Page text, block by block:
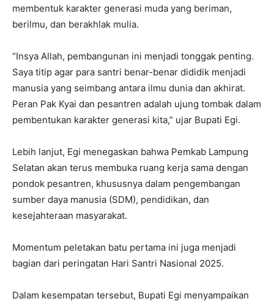
membentuk karakter generasi muda yang beriman,
berilmu, dan berakhlak mulia.
“Insya Allah, pembangunan ini menjadi tonggak penting.
Saya titip agar para santri benar-benar dididik menjadi
manusia yang seimbang antara ilmu dunia dan akhirat.
Peran Pak Kyai dan pesantren adalah ujung tombak dalam
pembentukan karakter generasi kita,” ujar Bupati Egi.
Lebih lanjut, Egi menegaskan bahwa Pemkab Lampung
Selatan akan terus membuka ruang kerja sama dengan
pondok pesantren, khususnya dalam pengembangan
sumber daya manusia (SDM), pendidikan, dan
kesejahteraan masyarakat.
Momentum peletakan batu pertama ini juga menjadi
bagian dari peringatan Hari Santri Nasional 2025.
Dalam kesempatan tersebut, Bupati Egi menyampaikan